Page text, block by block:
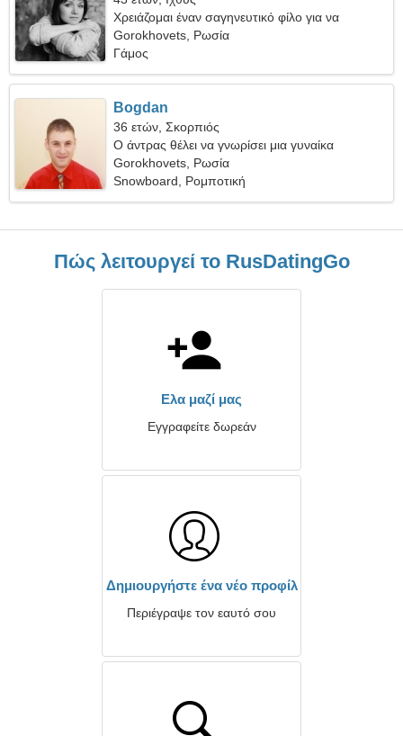
Χρειάζομαι έναν σαγηνευτικό φίλο για να
χορέψουμε μαζί
Gorokhovets, Ρωσία
Γάμος
Bogdan
36 ετών, Σκορπιός
Ο άντρας θέλει να γνωρίσει μια γυναίκα
Gorokhovets, Ρωσία
Snowboard, Ρομποτική
Πώς λειτουργεί το RusDatingGo
Ελα μαζί μας
Εγγραφείτε δωρεάν
Δημιουργήστε ένα νέο προφίλ
Περιέγραψε τον εαυτό σου